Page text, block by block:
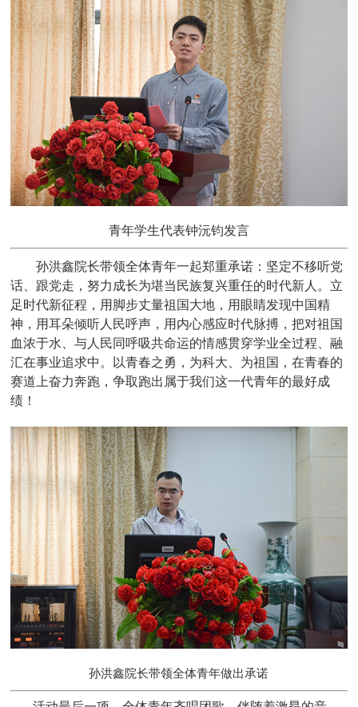
青年学生代表钟沅钧发言
孙洪鑫院长带领全体青年一起郑重承诺：坚定不移听党
话、跟党走，努力成长为堪当民族复兴重任的时代新人。立
足时代新征程，用脚步丈量祖国大地，用眼睛发现中国精
神，用耳朵倾听人民呼声，用内心感应时代脉搏，把对祖国
血浓于水、与人民同呼吸共命运的情感贯穿学业全过程、融
汇在事业追求中。以青春之勇，为科大、为祖国，在青春的
赛道上奋力奔跑，争取跑出属于我们这一代青年的最好成
绩！
孙洪鑫院长带领全体青年做出承诺